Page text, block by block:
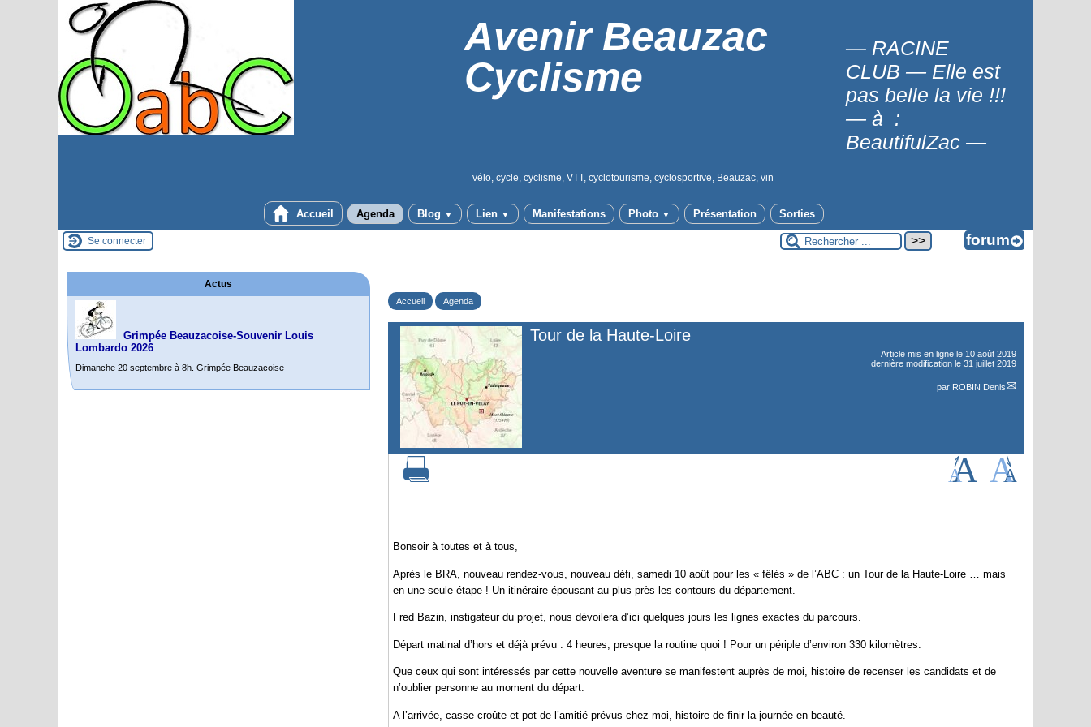
Avenir Beauzac
Cyclisme
— RACINE
CLUB — Elle est
pas belle la vie !!!
— à :
BeautifulZac —
vélo, cycle, cyclisme, VTT, cyclotourisme, cyclosportive, Beauzac, vin
Accueil Agenda Blog ▼ Lien ▼ Manifestations Photo ▼ Présentation Sorties
Se connecter
Accueil Agenda
Tour de la Haute-Loire
Article mis en ligne le 10 août 2019
dernière modification le 31 juillet 2019
par ROBIN Denis
Bonsoir à toutes et à tous,
Après le BRA, nouveau rendez-vous, nouveau défi, samedi 10 août pour les « fêlés » de l’ABC : un Tour de la Haute-Loire … mais
en une seule étape ! Un itinéraire épousant au plus près les contours du département.
Fred Bazin, instigateur du projet, nous dévoilera d’ici quelques jours les lignes exactes du parcours.
Départ matinal d’hors et déjà prévu : 4 heures, presque la routine quoi ! Pour un périple d’environ 330 kilomètres.
Que ceux qui sont intéressés par cette nouvelle aventure se manifestent auprès de moi, histoire de recenser les candidats et de
n’oublier personne au moment du départ.
A l’arrivée, casse-croûte et pot de l’amitié prévus chez moi, histoire de finir la journée en beauté.
Actus
Grimpée Beauzacoise-Souvenir Louis
Lombardo 2026
Dimanche 20 septembre à 8h. Grimpée Beauzacoise